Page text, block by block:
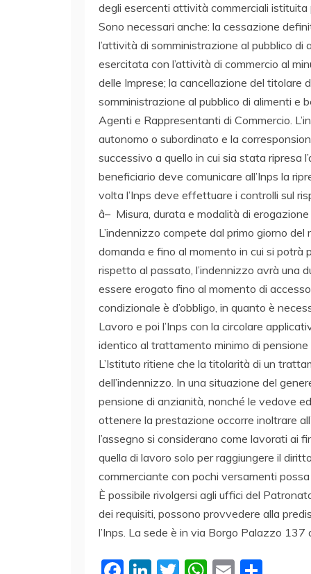
degli esercenti attività commerciali istituita
Sono necessari anche: la cessazione
l’attività di somministrazione al pubblico di
esercitata con l’attività di commercio al
delle Imprese; la cancellazione del titolare
somministrazione al pubblico di alimenti e
Agenti e Rappresentanti di Commercio.
autonomo o subordinato e la
successivo a quello in cui sia stata ripresa
beneficiario deve comunicare all’Inps la
volta l’Inps deve effettuare i controlli sul
â– Misura, durata e modalità di erogazione
L’indennizzo compete dal primo giorno
domanda e fino al momento in cui si potrà
rispetto al passato, l’indennizzo avrà una
essere erogato fino al momento di
condizionale è d’obbligo, in quanto è
Lavoro e poi l’Inps con la circolare
identico al trattamento minimo di
L’Istituto ritiene che la titolarità di un
dell’indennizzo. In una situazione del
pensione di anzianità, nonché le vedove
ottenere la prestazione occorre inoltrare
l’assegno si considerano come lavorati ai
quella di lavoro solo per raggiungere il
commerciante con pochi versamenti
È possibile rivolgersi agli uffici del
dei requisiti, possono provvedere alla
l’Inps. La sede è in via Borgo Palazzo